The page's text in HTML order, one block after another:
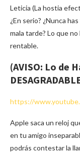
Leticia (La hostia
¿En serio? ¿Nunca
mala tarde? Lo que
rentable.
(AVISO: Lo de
https://
Apple saca un reloj
en tu amigo
podrás contestar la